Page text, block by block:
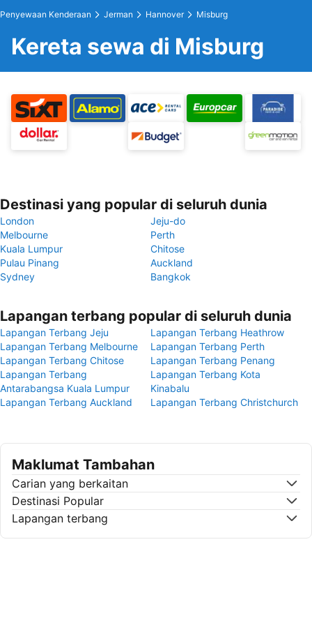
Penyewaan Kenderaan Jerman Hannover Misburg
Kereta sewa di Misburg
Destinasi yang popular di seluruh dunia
London
Jeju-do
Melbourne
Perth
Kuala Lumpur
Chitose
Pulau Pinang
Auckland
Sydney
Bangkok
Lapangan terbang popular di seluruh dunia
Lapangan Terbang Jeju
Lapangan Terbang Heathrow
Lapangan Terbang Melbourne
Lapangan Terbang Perth
Lapangan Terbang Chitose
Lapangan Terbang Penang
Lapangan Terbang
Antarabangsa Kuala Lumpur
Lapangan Terbang Kota
Kinabalu
Lapangan Terbang Auckland
Lapangan Terbang Christchurch
Maklumat Tambahan
Carian yang berkaitan
Destinasi Popular
Lapangan terbang